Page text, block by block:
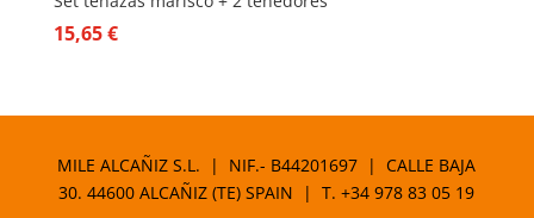
15,65€
MILE ALCAÑIZ S.L. | NIF.- B44201697 | CALLE BAJA
30. 44600 ALCAÑIZ (TE) SPAIN | T.+34 978 83 05 19